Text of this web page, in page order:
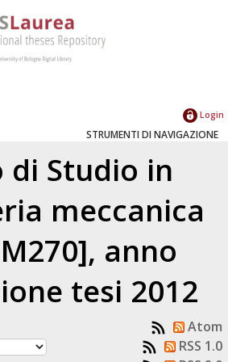
Login
STRUMENTI DI NAVIGAZIONE
di Studio in
meccanica
anno
tesi 2012
Atom
RSS 1.0